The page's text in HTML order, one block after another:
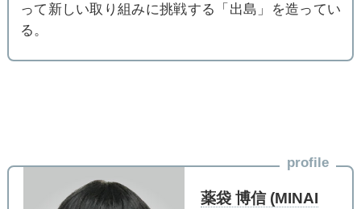
って新しい取り組みに挑戦する「出島」を造ってい
る。
profile
薬袋 博信 (MINAI